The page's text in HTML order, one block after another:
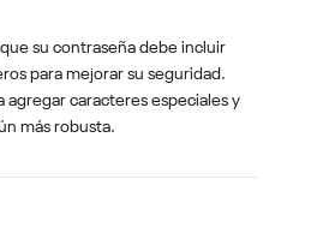
su contraseña debe incluir
para mejorar su seguridad.
agregar caracteres especiales y
más robusta.